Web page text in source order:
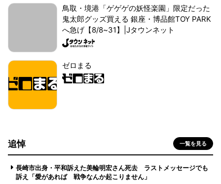
鳥取・境港「ゲゲゲの妖怪楽園」限定だった
鬼太郎グッズ買える 銀座・博品館TOY PARK
へ急げ【8/8~31】|Jタウンネット
ゼロまる
追悼 一覧を見る
長崎市出身・平和訴えた美輪明宏さん死去 ラストメッセージでも
訴え「愛があれば 戦争なんか起こりません」